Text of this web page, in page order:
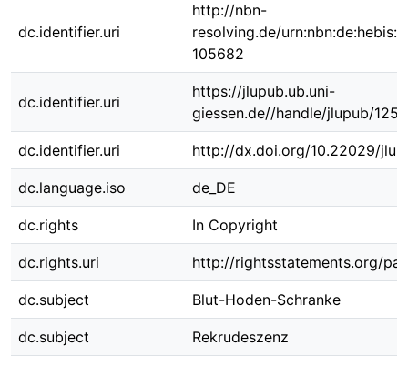
dc.identifier.uri
http://nbn-
resolving.de/
105682
dc.identifier.uri
https://jlupub.ub.uni-
giessen.de//handle/jlupub/
dc.identifier.uri http://dx.doi.org/10.22029/
dc.language.iso de_DE
dc.rights In Copyright
dc.rights.uri http://rightsstatements.org/
dc.subject Blut-Hoden-Schranke
dc.subject Rekrudeszenz